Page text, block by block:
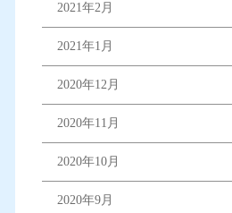
2021年2月
2021年1月
2020年12月
2020年11月
2020年10月
2020年9月